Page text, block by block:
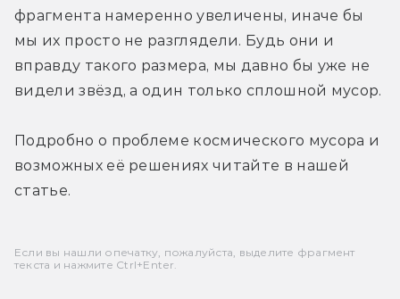
фрагмента намеренно увеличены, иначе бы
мы их просто не разглядели. Будь они и
вправду такого размера, мы давно бы уже не
видели звёзд, а один только сплошной мусор.
Подробно о проблеме космического мусора и
возможных её решениях читайте в нашей
статье.
Если вы нашли опечатку, пожалуйста, выделите фрагмент
текста и нажмите Ctrl+Enter.